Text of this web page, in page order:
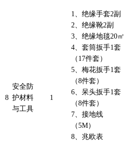
8
安全防
护材料
与工具
1
1、绝缘手套2副
2、绝缘靴2副
3、绝缘地毯20㎡
4、套筒扳手1套
（17件套）
5、梅花扳手1套
（8件套）
6、呆头扳手1套
（8件套）
7、接地线
（5M）
8、兆欧表